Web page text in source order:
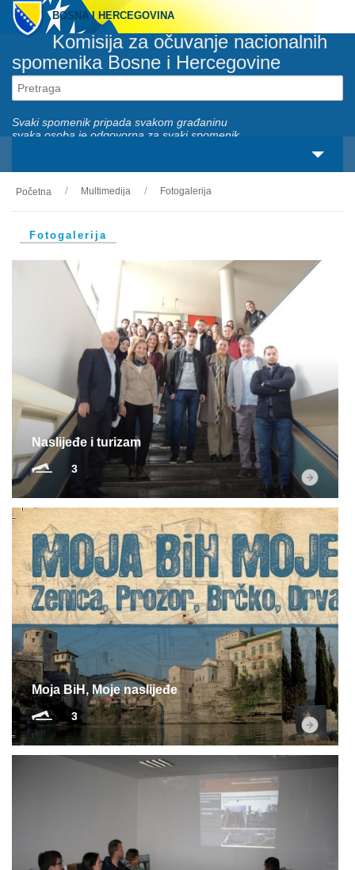
BOSNA I HERCEGOVINA
Komisija za očuvanje nacionalnih
spomenika Bosne i Hercegovine
Svaki spomenik pripada svakom građaninu
svaka osoba je odgovorna za svaki spomenik
O nama
Zakonski okviri
Aktivnosti
Nacionalni spomenici
Multimedija
Početna Multimedija Fotogalerija
Fotogalerija
Naslijeđe i turizam
3
Moja BiH, Moje naslijeđe
3